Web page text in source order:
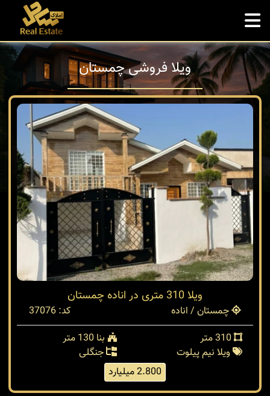
ویلا فروشی چمستان
ویلا 310 متری در اناده چمستان
چمستان / اناده
کد: 37076
بنا 130 متر
ویلا نیم پیلوت
جنگلی
2.800 میلیارد